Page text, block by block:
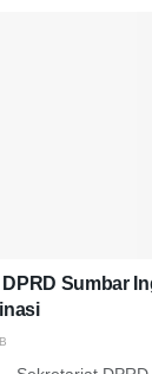
Sumbar